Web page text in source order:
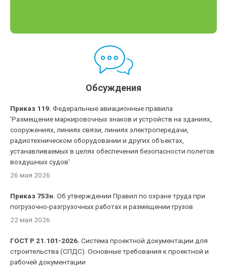
Обсуждения
Приказ 119. Федеральные авиационные правила
'Размещение маркировочных знаков и устройств на зданиях,
сооружениях, линиях связи, линиях электропередачи,
радиотехническом оборудовании и других объектах,
устанавливаемых в целях обеспечения безопасности полетов
воздушных судов'
26 мая 2026
Приказ 753н. Об утверждении Правил по охране труда при
погрузочно-разгрузочных работах и размещении грузов
22 мая 2026
ГОСТ Р 21.101-2026. Система проектной документации для
строительства (СПДС). Основные требования к проектной и
рабочей документации